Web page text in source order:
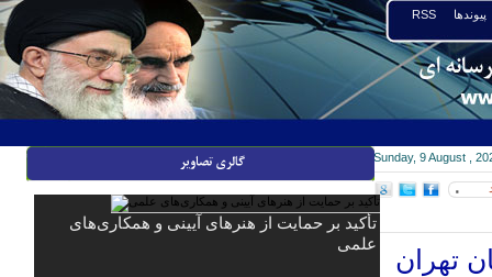
RSS پیوندها
Sunday, 9 August ,
۰
۱۳۸۵ آزاده استان تهران
تأکید بر حمایت از هنرهای آیینی و همکاری‌های
علمی